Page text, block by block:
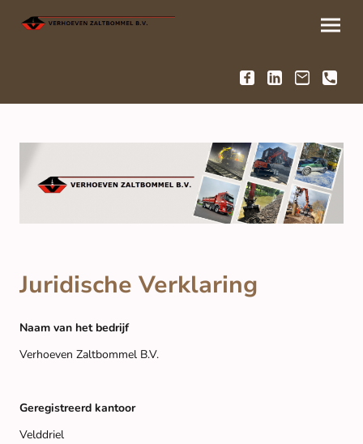
Juridische Verklaring
Naam van het bedrijf
Verhoeven Zaltbommel B.V.
Geregistreerd kantoor
Velddriel